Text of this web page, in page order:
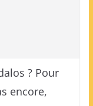
? Pour
encore,